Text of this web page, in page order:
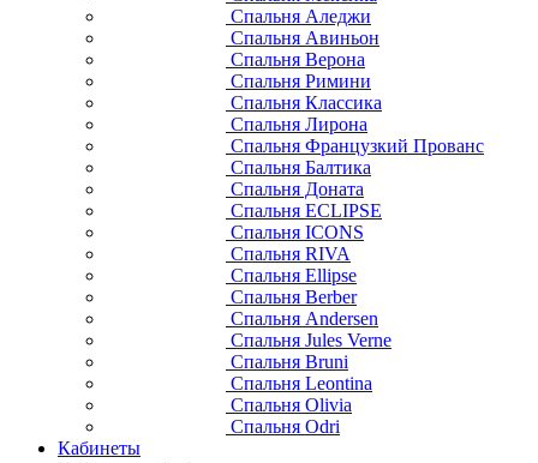
Спальня Аледжи
Спальня Авиньон
Спальня Верона
Спальня Римини
Спальня Классика
Спальня Лирона
Спальня Французкий Прованс
Спальня Балтика
Спальня Доната
Спальня ECLIPSE
Спальня ICONS
Спальня RIVA
Спальня Ellipse
Спальня Berber
Спальня Andersen
Спальня Jules Verne
Спальня Bruni
Спальня Leontina
Спальня Olivia
Спальня Odri
Кабинеты